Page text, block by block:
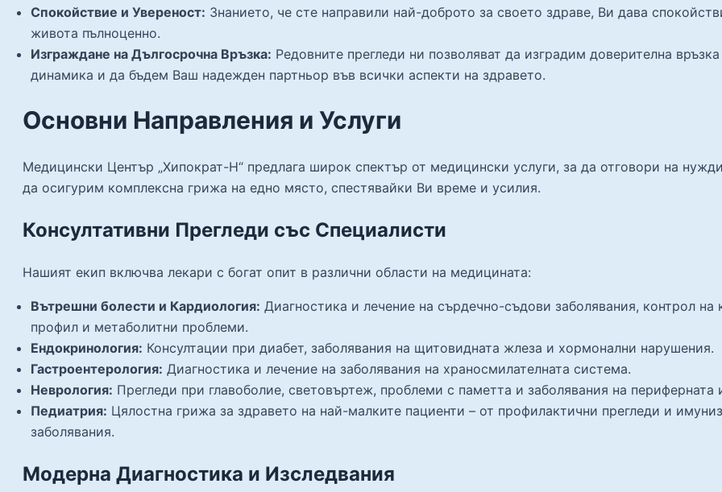
Спокойствие и Увереност: Знанието, че сте направили най-доброто за своето здраве, Ви дава
живота пълноценно.
Изграждане на Дългосрочна Връзка: Редовните прегледи ни позволяват да изградим доверителна
динамика и да бъдем Ваш надежден партньор във всички аспекти на здравето.
Основни Направления и Услуги
Медицински Център „Хипократ-Н“ предлага широк спектър от медицински услуги, за да отговори на
да осигурим комплексна грижа на едно място, спестявайки Ви време и усилия.
Консултативни Прегледи със Специалисти
Нашият екип включва лекари с богат опит в различни области на медицината:
Вътрешни болести и Кардиология: Диагностика и лечение на сърдечно-съдови заболявания, контрол
профил и метаболитни проблеми.
Ендокринология: Консултации при диабет, заболявания на щитовидната жлеза и хормонални нарушения.
Гастроентерология: Диагностика и лечение на заболявания на храносмилателната система.
Неврология: Прегледи при главоболие, световъртеж, проблеми с паметта и заболявания на периферната
Педиатрия: Цялостна грижа за здравето на най-малките пациенти – от профилактични прегледи и
заболявания.
Модерна Диагностика и Изследвания